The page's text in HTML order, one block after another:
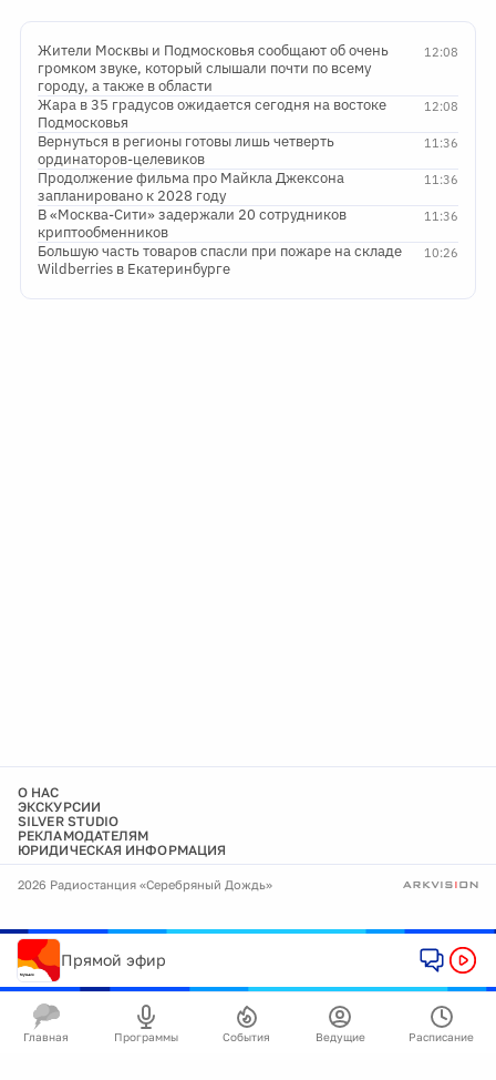
12:08
Жители Москвы и Подмосковья сообщают об очень
громком звуке, который слышали почти по всему
городу, а также в области
12:08
Жара в 35 градусов ожидается сегодня на востоке
Подмосковья
11:36
Вернуться в регионы готовы лишь четверть
ординаторов-целевиков
11:36
Продолжение фильма про Майкла Джексона
запланировано к 2028 году
11:36
В «Москва-Сити» задержали 20 сотрудников
криптообменников
10:26
Большую часть товаров спасли при пожаре на складе
Wildberries в Екатеринбурге
О НАС
ЭКСКУРСИИ
SILVER STUDIO
РЕКЛАМОДАТЕЛЯМ
ЮРИДИЧЕСКАЯ ИНФОРМАЦИЯ
2026 Радиостанция «Серебряный Дождь»
Прямой эфир
Главная Программы События Ведущие Расписание